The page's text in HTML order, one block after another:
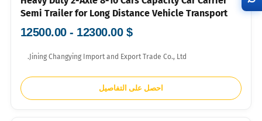
Semi Trailer for Long Distance Vehicle Transport
Special Promotion Trailer
$ 12300.00 - 12500.00
Jining Changying Import and Export Trade Co., Ltd.
احصل على التفاصيل